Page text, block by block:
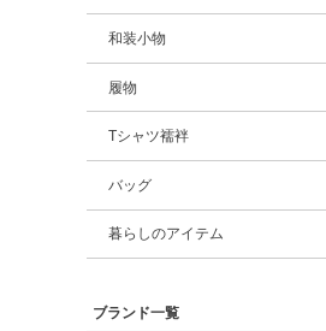
和装小物
履物
Tシャツ襦袢
バッグ
暮らしのアイテム
ブランド一覧